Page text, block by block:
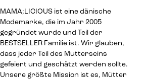
MAMA;LICIOUS ist eine dänische
Modemarke, die im Jahr 2005
gegründet wurde und Teil der
BESTSELLER Familie ist. Wir glauben,
dass jeder Teil des Mutterseins
gefeiert und geschätzt werden sollte.
Unsere größte Mission ist es, Mütter